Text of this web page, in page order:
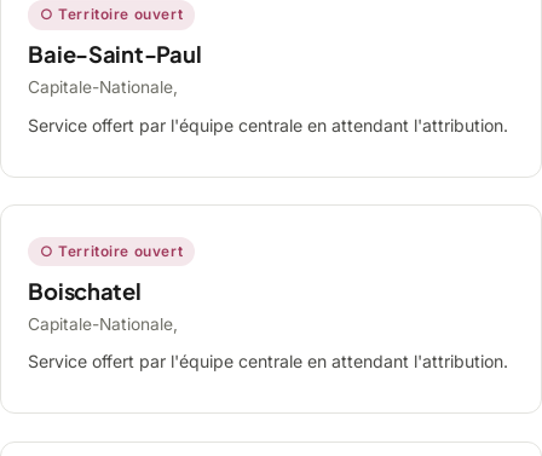
○ Territoire ouvert
Baie-Saint-Paul
Capitale-Nationale,
Service offert par l'équipe centrale en attendant l'attribution.
○ Territoire ouvert
Boischatel
Capitale-Nationale,
Service offert par l'équipe centrale en attendant l'attribution.